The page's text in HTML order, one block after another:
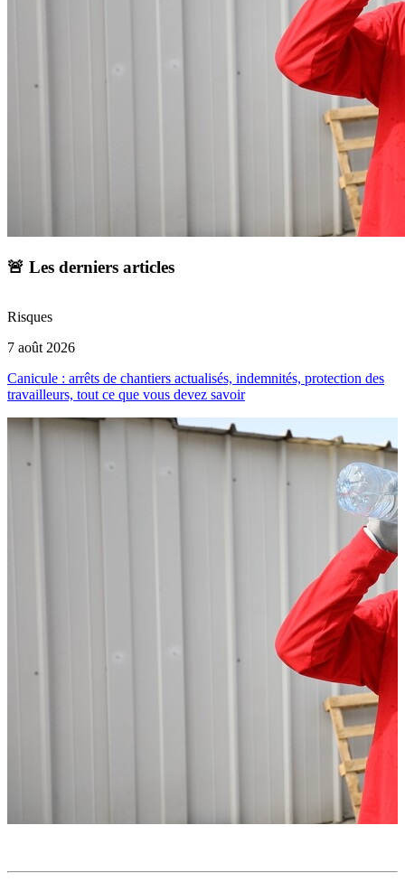
🚨 Les derniers articles
Risques
7 août 2026
Canicule : arrêts de chantiers actualisés, indemnités, protection des
travailleurs, tout ce que vous devez savoir